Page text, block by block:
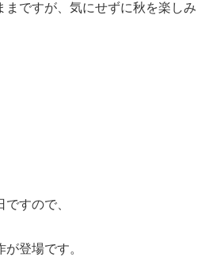
まですが、気にせずに秋を楽しみ
すので、
が登場です。